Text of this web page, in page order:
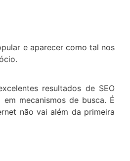
e aparecer como tal nos
resultados de SEO
mecanismos de busca. É
não vai além da primeira